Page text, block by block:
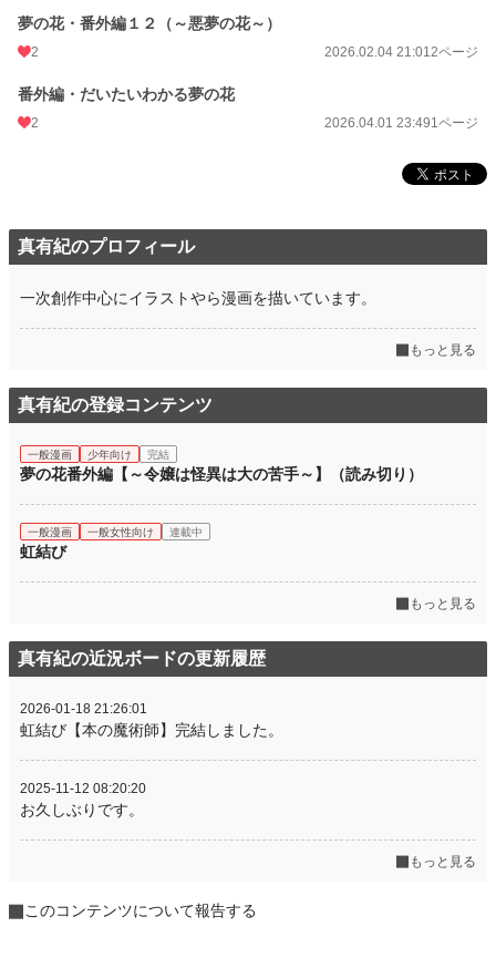
夢の花・番外編１２（～悪夢の花～）
2 2026.02.04 21:012ページ
番外編・だいたいわかる夢の花
2 2026.04.01 23:491ページ
真有紀のプロフィール
一次創作中心にイラストやら漫画を描いています。
もっと見る
真有紀の登録コンテンツ
一般漫画 少年向け 完結
夢の花番外編【～令嬢は怪異は大の苦手～】（読み切り）
一般漫画 一般女性向け 連載中
虹結び
もっと見る
真有紀の近況ボードの更新履歴
2026-01-18 21:26:01
虹結び【本の魔術師】完結しました。
2025-11-12 08:20:20
お久しぶりです。
もっと見る
このコンテンツについて報告する